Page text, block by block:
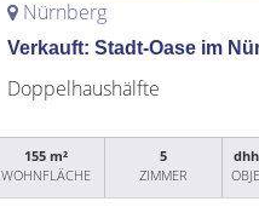
Nürnberg
Verkauft: Stadt-Oase im
Doppelhaushälfte
155 m²
WOHNFLÄCHE
5
ZIMMER